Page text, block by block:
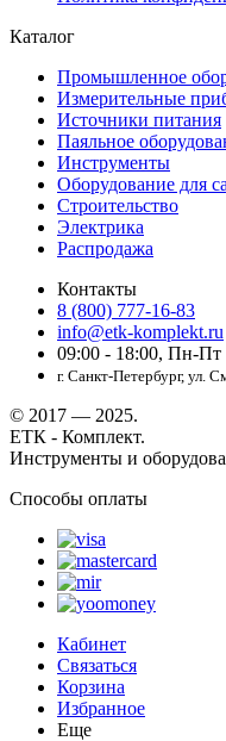
Каталог
Промышленное
Измерительные
Источники питания
Паяльное
Инструменты
Оборудование для
Строительство
Электрика
Распродажа
Контакты
8 (800) 777-16-83
info@etk-komplekt.ru
09:00 - 18:00, Пн-Пт
г. Санкт-Петербург, ул.
© 2017 — 2025.
ЕТК - Комплект.
Инструменты и
Способы оплаты
Кабинет
Связаться
Корзина
Избранное
Еще